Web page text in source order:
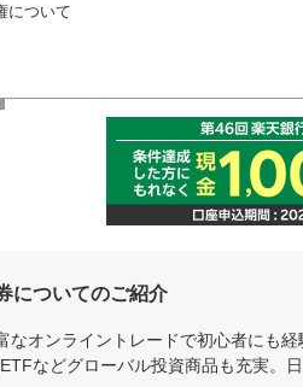
について
についてのご紹介
なオンライントレードで初心者にも
などグローバル投資商品も充実。